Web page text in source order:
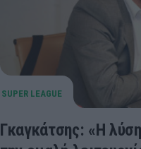
Γκαγκάτσης: «Η